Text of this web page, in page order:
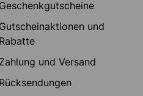
Geschenkgutscheine
Gutscheinaktionen und
Rabatte
Zahlung und Versand
Rücksendungen